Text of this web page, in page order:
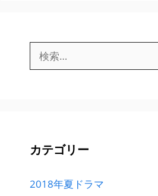
索:
カテゴリー
2018年夏ドラマ